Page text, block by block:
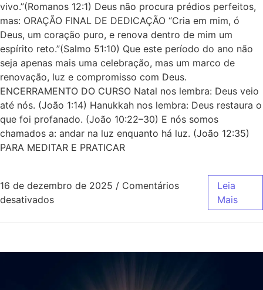
vivo.”(Romanos 12:1) Deus não procura prédios perfeitos,
mas: ORAÇÃO FINAL DE DEDICAÇÃO “Cria em mim, ó
Deus, um coração puro, e renova dentro de mim um
espírito reto.”(Salmo 51:10) Que este período do ano não
seja apenas mais uma celebração, mas um marco de
renovação, luz e compromisso com Deus.
ENCERRAMENTO DO CURSO Natal nos lembra: Deus veio
até nós. (João 1:14) Hanukkah nos lembra: Deus restaura o
que foi profanado. (João 10:22–30) E nós somos
chamados a: andar na luz enquanto há luz. (João 12:35)
PARA MEDITAR E PRATICAR
16 de dezembro de 2025 / Comentários
desativados
Leia
Mais